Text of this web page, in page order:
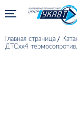
Главная страница
ДТСхх4